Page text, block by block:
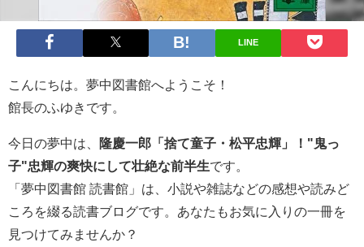
LINE
こんにちは。夢中図書館へようこそ！
館長のふゆきです。
今日の夢中は、
隆慶一郎「捨て童子・松平忠輝」！"鬼っ
子"忠輝の爽快にして壮絶な前半生です。
「夢中図書館 読書館」は、小説や雑誌などの感想や読みど
ころを綴る読書ブログです。あなたもお気に入りの一冊を
見つけてみませんか？